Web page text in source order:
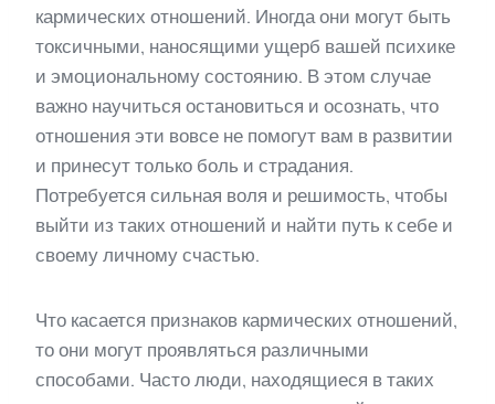
кармических отношений. Иногда они могут быть
токсичными, наносящими ущерб вашей психике
и эмоциональному состоянию. В этом случае
важно научиться остановиться и осознать, что
отношения эти вовсе не помогут вам в развитии
и принесут только боль и страдания.
Потребуется сильная воля и решимость, чтобы
выйти из таких отношений и найти путь к себе и
своему личному счастью.
Что касается признаков кармических отношений,
то они могут проявляться различными
способами. Часто люди, находящиеся в таких